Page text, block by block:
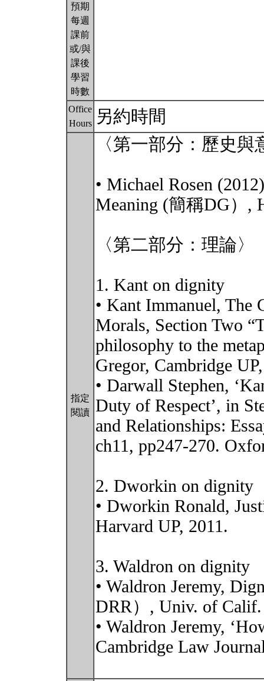
預期
每週
課前
或/與
課後
學習
時數
Office
Hours
另約時間
指定
閱讀
〈第一部分：歷史與
• Michael Rosen
Meaning (簡稱DG）,
〈第二部分：理論〉
1. Kant on dignity
• Kant Immanuel, The
Morals, Section Two
philosophy to the
Gregor, Cambridge
• Darwall Stephen,
Duty of Respect’, in
and Relationships:
ch11, pp247-270.
2. Dworkin on dignity
• Dworkin Ronald,
Harvard UP, 2011.
3. Waldron on dignity
• Waldron Jeremy,
DRR）, Univ. of Calif.
• Waldron Jeremy,
Cambridge Law